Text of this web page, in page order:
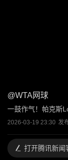
@WTA网球
一鼓作气！帕克斯
2026-03-19 23:30 发
打开腾讯新闻